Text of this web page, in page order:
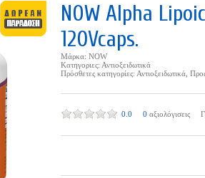
NOW Alpha
120Vcaps.
Μάρκα: NOW
Κατηγοριες: Αντιοξειδωτικά
Πρόσθετες κατηγορίες: Αντιοξειδωτικά
0.0 0 αξιολόγισεις